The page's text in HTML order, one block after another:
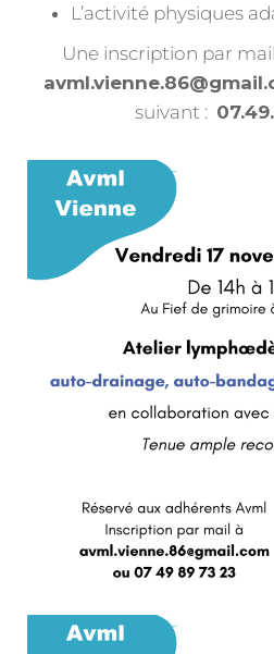
L’activité physiques
Une inscription par
suivant :